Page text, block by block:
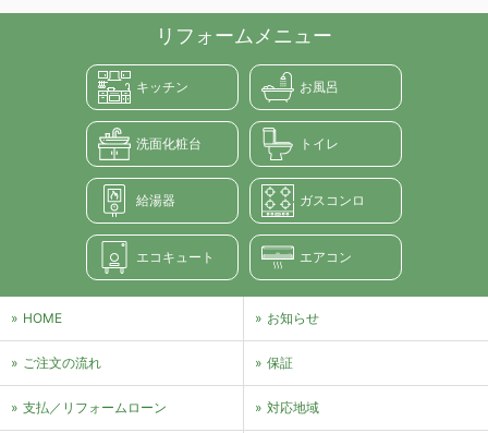
リフォームメニュー
キッチン お風呂
洗面化粧台 トイレ
給湯器 ガスコンロ
エコキュート エアコン
HOME お知らせ
ご注文の流れ 保証
支払／リフォームローン 対応地域